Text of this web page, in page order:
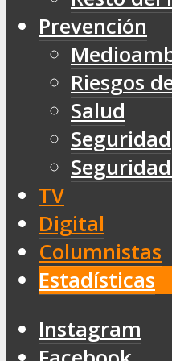
Prevención
Riesgos
Salud
Seguridad
TV
Digital
Columnistas
Estadísticas
Instagram